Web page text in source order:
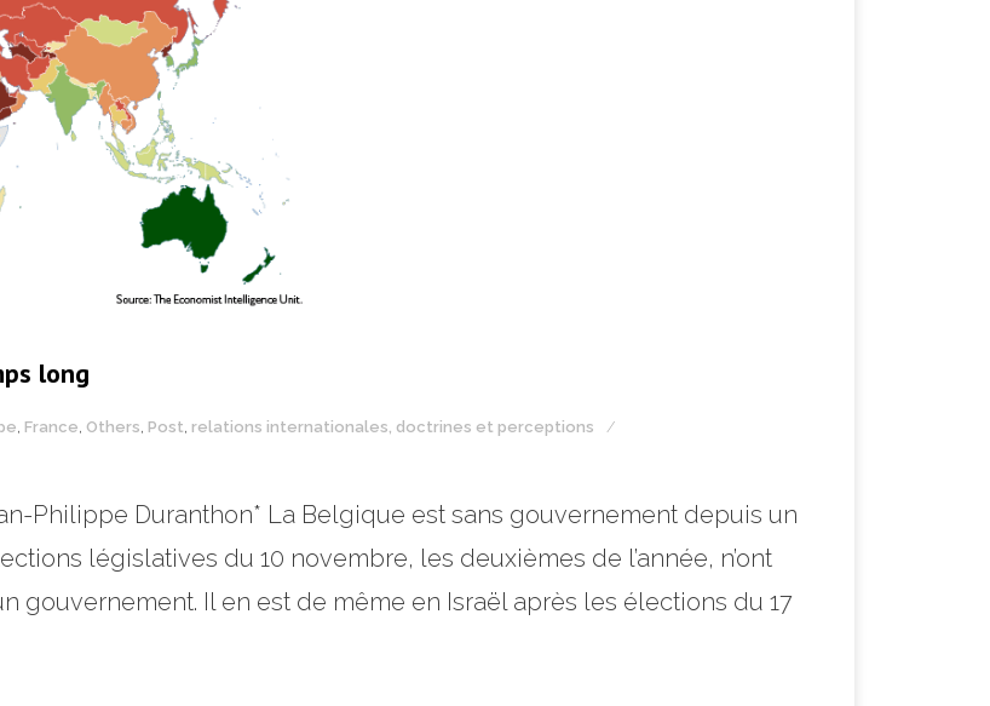
long
France Others Post relations internationales, doctrines et perceptions
Philippe Duranthon* La Belgique est sans gouvernement depuis un
législatives du 10 novembre, les deuxièmes de l’année, n’ont
gouvernement. Il en est de même en Israël après les élections du 17